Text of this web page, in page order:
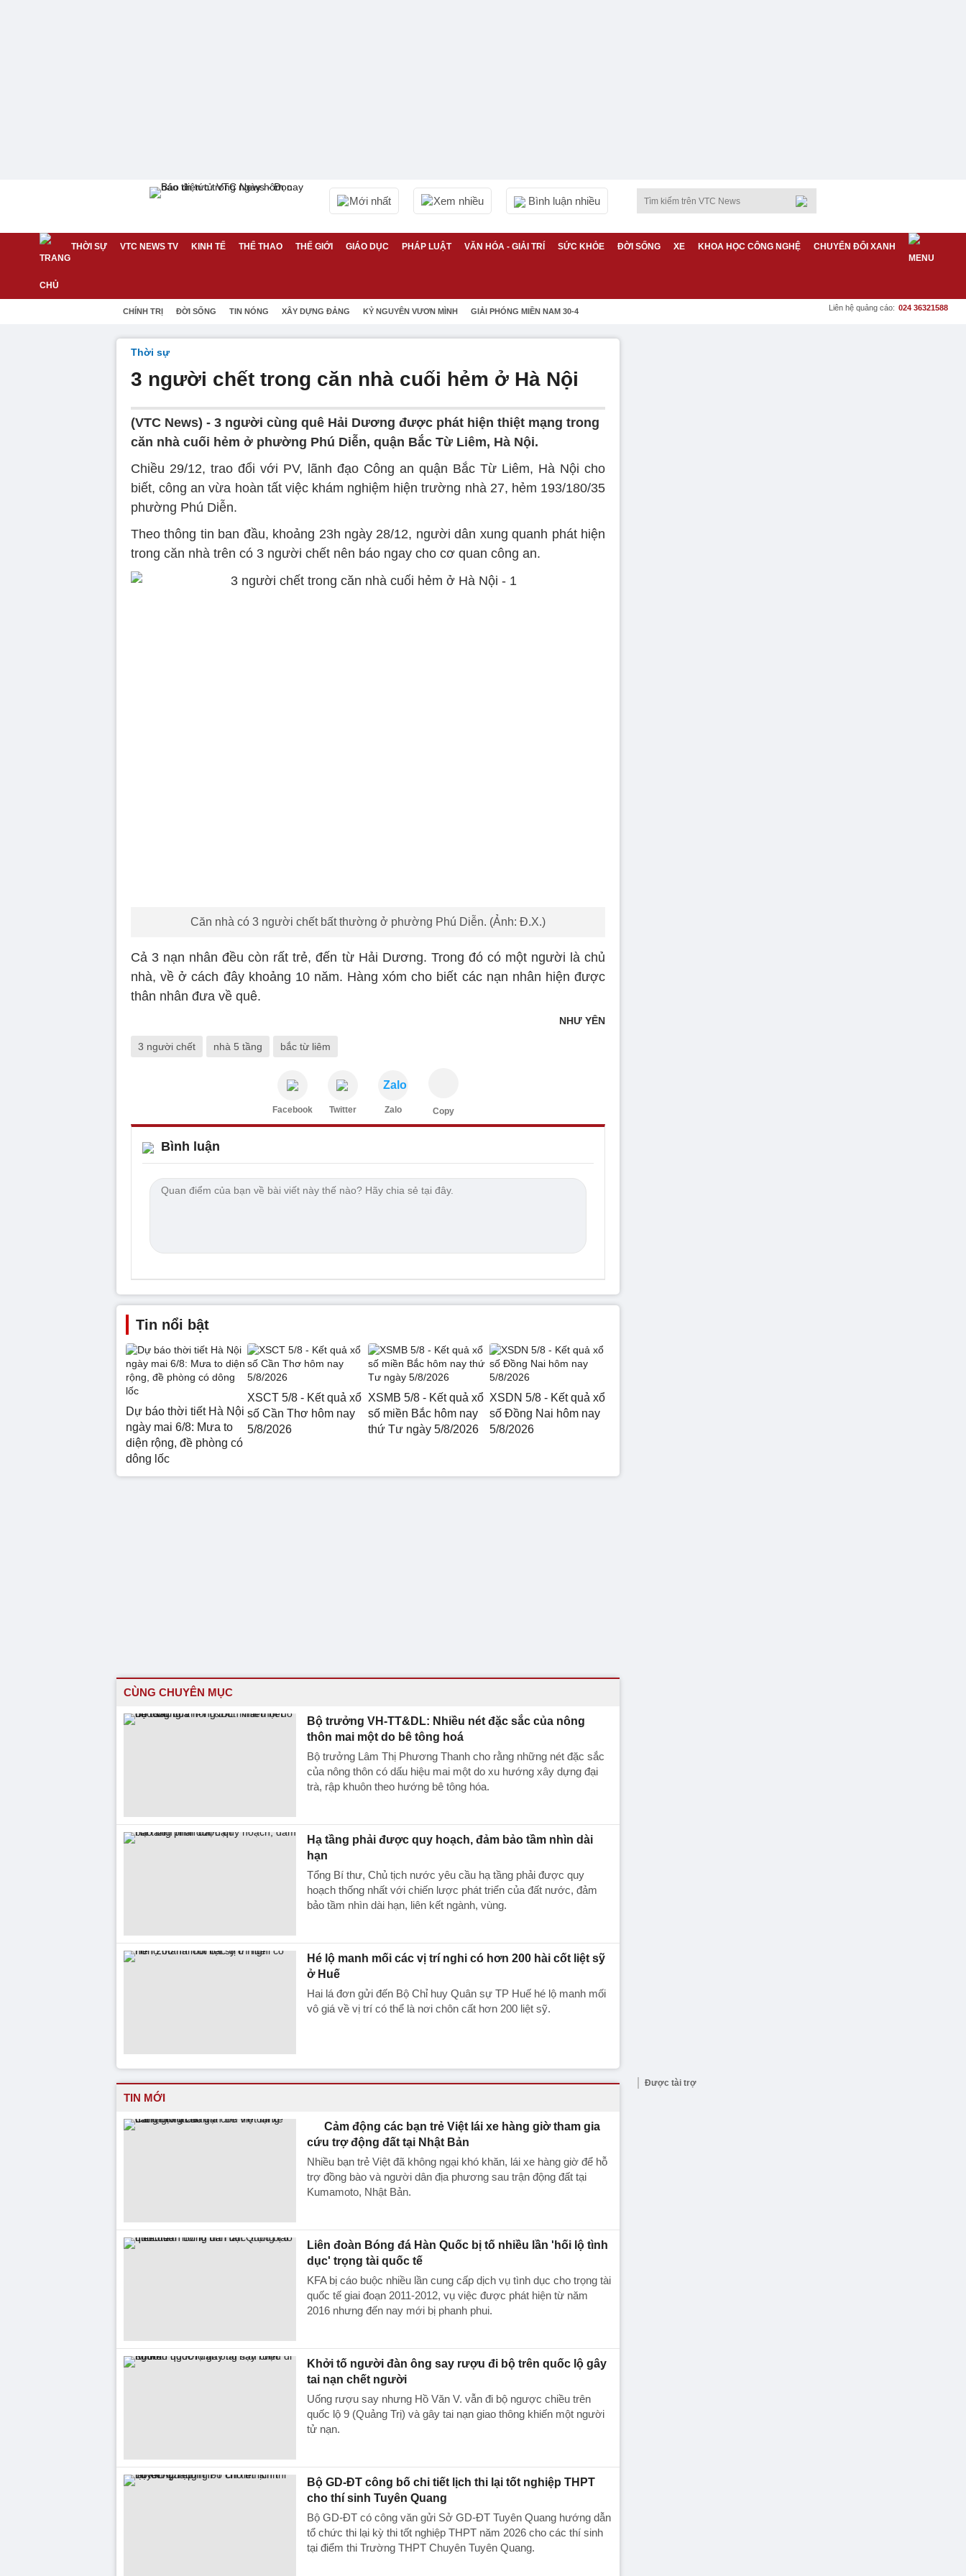
Mới nhất Xem nhiều Bình luận nhiều
THỜI SỰ VTC NEWS TV KINH TẾ THỂ THAO THẾ GIỚI GIÁO DỤC PHÁP LUẬT VĂN HÓA - GIẢI TRÍ SỨC KHỎE ĐỜI SỐNG XE KHOA HỌC CÔNG NGHỆ CHUYỂN ĐỔI XANH
CHÍNH TRỊ ĐỜI SỐNG TIN NÓNG XÂY DỰNG ĐẢNG KỶ NGUYÊN VƯƠN MÌNH GIẢI PHÓNG MIỀN NAM 30-4 Liên hệ quảng cáo: 024 36321588
Thời sự
3 người chết trong căn nhà cuối hẻm ở Hà Nội
(VTC News) - 3 người cùng quê Hải Dương được phát hiện thiệt mạng trong
căn nhà cuối hẻm ở phường Phú Diễn, quận Bắc Từ Liêm, Hà Nội.
Chiều 29/12, trao đổi với PV, lãnh đạo Công an quận Bắc Từ Liêm, Hà Nội cho
biết, công an vừa hoàn tất việc khám nghiệm hiện trường nhà 27, hẻm 193/180/35
phường Phú Diễn.
Theo thông tin ban đầu, khoảng 23h ngày 28/12, người dân xung quanh phát hiện
trong căn nhà trên có 3 người chết nên báo ngay cho cơ quan công an.
Căn nhà có 3 người chết bất thường ở phường Phú Diễn. (Ảnh: Đ.X.)
Cả 3 nạn nhân đều còn rất trẻ, đến từ Hải Dương. Trong đó có một người là chủ
nhà, về ở cách đây khoảng 10 năm. Hàng xóm cho biết các nạn nhân hiện được
thân nhân đưa về quê.
NHƯ YÊN
3 người chết nhà 5 tầng bắc từ liêm
Facebook Twitter
Zalo
Zalo Copy
Bình luận
Tin nổi bật
Dự báo thời tiết Hà Nội
ngày mai 6/8: Mưa to
diện rộng, đề phòng có
dông lốc
XSCT 5/8 - Kết quả xổ
số Cần Thơ hôm nay
5/8/2026
XSMB 5/8 - Kết quả xổ
số miền Bắc hôm nay
thứ Tư ngày 5/8/2026
XSDN 5/8 - Kết quả xổ
số Đồng Nai hôm nay
5/8/2026
CÙNG CHUYÊN MỤC
Bộ trưởng VH-TT&DL: Nhiều nét đặc sắc của nông
thôn mai một do bê tông hoá
Bộ trưởng Lâm Thị Phương Thanh cho rằng những nét đặc sắc
của nông thôn có dấu hiệu mai một do xu hướng xây dựng đại
trà, rập khuôn theo hướng bê tông hóa.
Hạ tầng phải được quy hoạch, đảm bảo tầm nhìn dài
hạn
Tổng Bí thư, Chủ tịch nước yêu cầu hạ tầng phải được quy
hoạch thống nhất với chiến lược phát triển của đất nước, đảm
bảo tầm nhìn dài hạn, liên kết ngành, vùng.
Hé lộ manh mối các vị trí nghi có hơn 200 hài cốt liệt sỹ
ở Huế
Hai lá đơn gửi đến Bộ Chỉ huy Quân sự TP Huế hé lộ manh mối
vô giá về vị trí có thể là nơi chôn cất hơn 200 liệt sỹ.
TIN MỚI
Cảm động các bạn trẻ Việt lái xe hàng giờ tham gia
cứu trợ động đất tại Nhật Bản
Nhiều bạn trẻ Việt đã không ngại khó khăn, lái xe hàng giờ để hỗ
trợ đồng bào và người dân địa phương sau trận động đất tại
Kumamoto, Nhật Bản.
Liên đoàn Bóng đá Hàn Quốc bị tố nhiều lần 'hối lộ tình
dục' trọng tài quốc tế
KFA bị cáo buộc nhiều lần cung cấp dịch vụ tình dục cho trọng tài
quốc tế giai đoạn 2011-2012, vụ việc được phát hiện từ năm
2016 nhưng đến nay mới bị phanh phui.
Khởi tố người đàn ông say rượu đi bộ trên quốc lộ gây
tai nạn chết người
Uống rượu say nhưng Hồ Văn V. vẫn đi bộ ngược chiều trên
quốc lộ 9 (Quảng Trị) và gây tai nạn giao thông khiến một người
tử nạn.
Bộ GD-ĐT công bố chi tiết lịch thi lại tốt nghiệp THPT
cho thí sinh Tuyên Quang
Bộ GD-ĐT có công văn gửi Sở GD-ĐT Tuyên Quang hướng dẫn
tổ chức thi lại kỳ thi tốt nghiệp THPT năm 2026 cho các thí sinh
tại điểm thi Trường THPT Chuyên Tuyên Quang.
Được tài trợ